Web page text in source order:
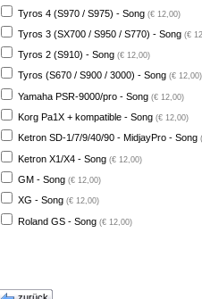
Tyros 4 (S970 / S975) - Song (€ 12,00)
Tyros 3 (SX700 / S950 / S770) - Song (€
Tyros 2 (S910) - Song (€ 12,00)
Tyros (S670 / S900 / 3000) - Song (€ 12,00)
Yamaha PSR-9000/pro - Song (€ 12,00)
Korg Pa1X + kompatible - Song (€ 12,00)
Ketron SD-1/7/9/40/90 - MidjayPro - Song
Ketron X1/X4 - Song (€ 12,00)
GM - Song (€ 12,00)
XG - Song (€ 12,00)
Roland GS - Song (€ 12,00)